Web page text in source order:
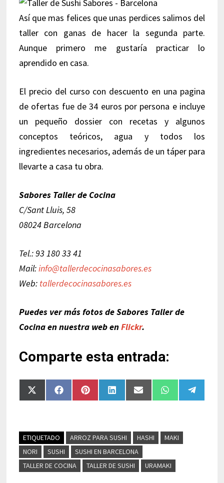
Así que mas felices que unas perdices salimos del
taller con ganas de hacer la segunda parte.
Aunque primero me gustaría practicar lo
aprendido en casa.
El precio del curso con descuento en una pagina
de ofertas fue de 34 euros por persona e incluye
un pequeño dossier con recetas y algunos
conceptos teóricos, agua y todos los
ingredientes necesarios, además de un táper para
llevarte a casa tu obra.
Sabores Taller de Cocina
C/Sant Lluis, 58
08024 Barcelona
Tel.: 93 180 33 41
Mail:info@tallerdecocinasabores.es
Web: tallerdecocinasabores.es
Puedes ver más fotos de Sabores Taller de
Cocina en nuestra web enFlickr.
Comparte esta entrada:
Compartir
en
Compartir
en
Compartir
en
Compartir
en
Compartir
en
Compartir
en en
ETIQUETADO ARROZ PARA SUSHI HASHI
MAKI
NORI
SUSHI
SUSHI EN BARCELONA
TALLER DE COCINA
TALLER DE SUSHI URAMAKI